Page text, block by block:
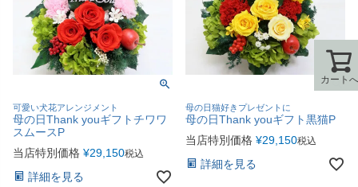
可愛い犬花アレンジメント
母の日Thank youギフトチワワ
スムースP
当店特別価格 ¥29,150税込
詳細を見る
母の日猫好きプレゼントに
母の日Thank youギフト黒猫P
当店特別価格 ¥29,150税込
詳細を見る
カートへ
カートへ